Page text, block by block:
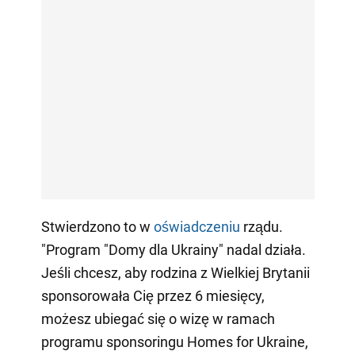
Stwierdzono to w oświadczeniu rządu.
"Program "Domy dla Ukrainy" nadal działa.
Jeśli chcesz, aby rodzina z Wielkiej Brytanii
sponsorowała Cię przez 6 miesięcy,
możesz ubiegać się o wizę w ramach
programu sponsoringu Homes for Ukraine,